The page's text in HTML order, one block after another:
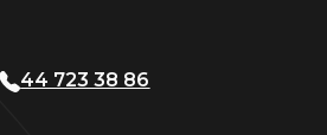
44 723 38 86